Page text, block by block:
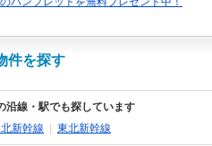
件を探す
沿線・駅でも探しています
新幹線 東北新幹線